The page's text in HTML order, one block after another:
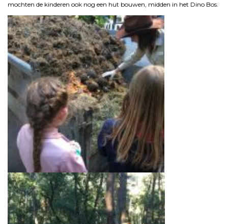
mochten de kinderen ook nog een hut bouwen, midden in het Dino Bos.